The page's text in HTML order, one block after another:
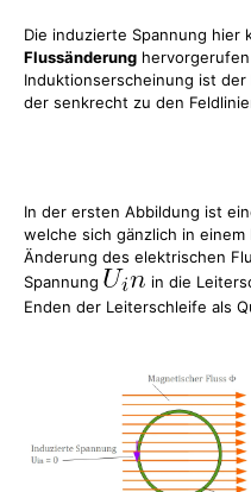
Die induzierte Spannung hier
Flussänderung
Induktionserscheinung ist der
der senkrecht zu den
In der ersten Abbildung ist
welche sich gänzlich in
Änderung des elektrischen
Spannung
in die
Enden der Leiterschleife als